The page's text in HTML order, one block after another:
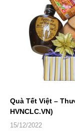
Quà Tết Việt –
HVNCLC.VN)
15/12/2022